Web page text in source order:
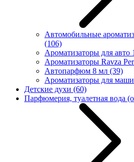
Автомобильные
(106)
Ароматизаторы для авто
Ароматизаторы Ravza
Автопарфюм 8 мл (39)
Ароматизаторы для
Детские духи (60)
Парфюмерия, туалетная вода